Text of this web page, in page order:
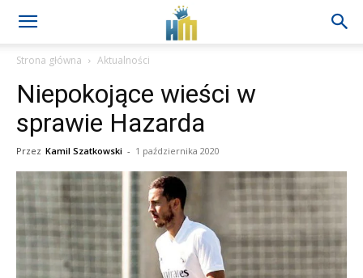
Strona główna Aktualności
Niepokojące wieści w
sprawie Hazarda
Przez Kamil Szatkowski - 1 października 2020